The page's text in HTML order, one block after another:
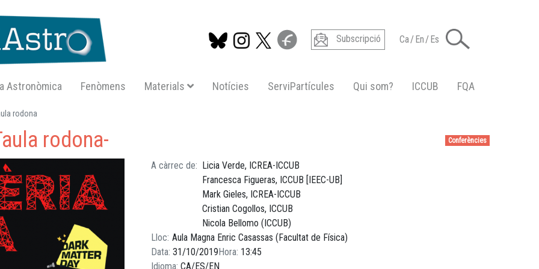
Subscripció Ca/En/Es
Astronòmica Fenòmens Materials Notícies ServiPartícules Qui som? ICCUB FQA
rodona
Conferències
rodona-
A càrrec de
Licia Verde, ICREA-ICCUB
Francesca Figueras, ICCUB [IEEC-UB]
Mark Gieles, ICREA-ICCUB
Cristian Cogollos, ICCUB
Nicola Bellomo (ICCUB)
Lloc Aula Magna Enric Casassas (Facultat de Física)
Data 31/10/2019 Hora 13:45
Idioma CA ES EN